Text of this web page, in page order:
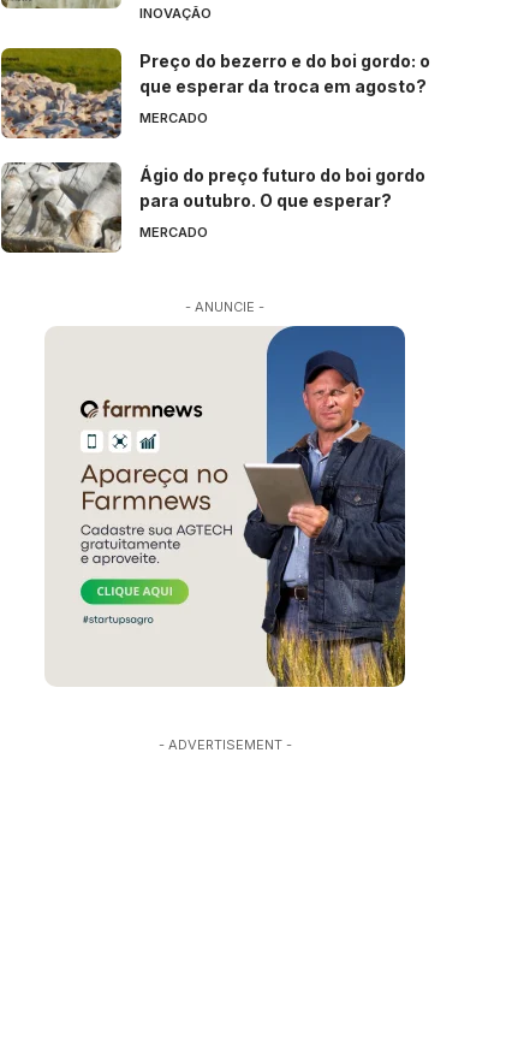
INOVAÇÃO
Preço do bezerro e do boi gordo: o
que esperar da troca em agosto?
MERCADO
Ágio do preço futuro do boi gordo
para outubro. O que esperar?
MERCADO
- ANUNCIE -
- ADVERTISEMENT -